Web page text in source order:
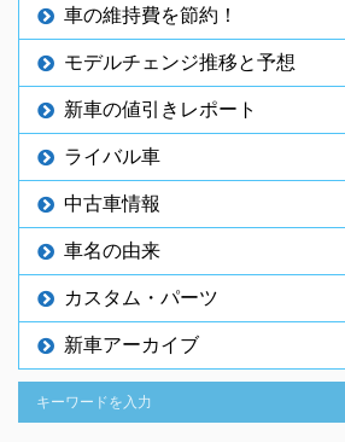
車の維持費を節約！
モデルチェンジ推移と予想
新車の値引きレポート
ライバル車
中古車情報
車名の由来
カスタム・パーツ
新車アーカイブ